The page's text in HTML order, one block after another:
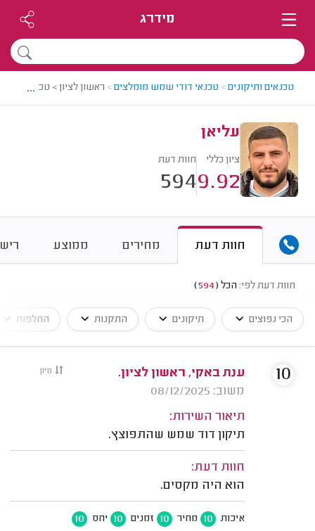
מידרג
טכנאים ותיקונים> טכנאי דודי שמש מומלצים> ראשון לציון > טכנאי
...
עליאן
ציון כללי
9.92
חוות דעת
594
חוות דעת מחירים ממוצע
חוות דעת לפי: הכל (
594
)
הכי נפוצים תיקונים התקנות החלפות
מיון
ענת באקי, ראשון לציון.
משוב: 08/12/2025
תיאור השירות:
תיקון דוד שמש שהתפוצץ.
חוות דעת:
הוא היה מקסים.
איכות 10 מחיר 10 זמנים 10 יחס 10
10